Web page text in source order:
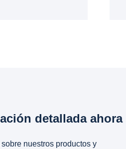
detallada ahora
nuestros productos y